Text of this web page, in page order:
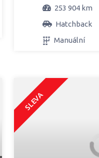
253 904 km
Hatchback
Manuální
SLEVA